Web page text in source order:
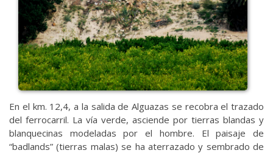
En el km. 12,4, a la salida de Alguazas se recobra el trazado
del ferrocarril. La vía verde, asciende por tierras blandas y
blanquecinas modeladas por el hombre. El paisaje de
“badlands” (tierras malas) se ha aterrazado y sembrado de